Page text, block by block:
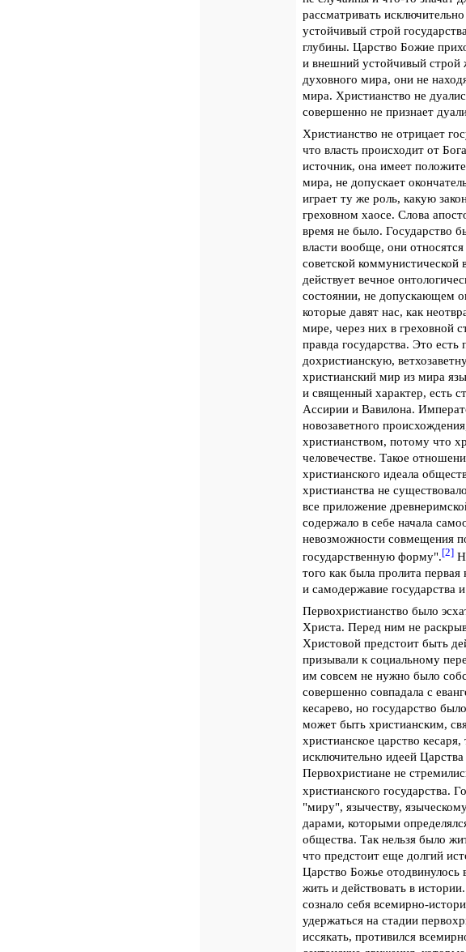
рассматривать
устойчивый строй
глубины. Царство Божие
и внешний устойчивый строй
духовного мира, они не
мира. Христианство не
совершенно не признает
Христианство не отрицает
что власть происходит от
источник, она имеет
мира, не допускает
играет ту же роль, какую
греховном хаосе. Слова
время не было. Государство
власти вообще, они
советской коммунистической
действует вечное
состоянии, не допускающем
которые давят нас, как
мире, через них в греховной
правда государства. Это есть
дохристианскую,
христианский мир из мира
и священный характер, есть
Ассирии и Вавилона.
новозаветного
христианством, потому что
человечестве. Такое
христианского идеала
христианства не
все приложение
содержало в себе начала
невозможности совмещения
государственную форму".[2]
того как была пролита первая
и самодержавие государства
Первохристианство было
Христа. Перед ним не
Христовой предстоит быть
призывали к социальному
им совсем не нужно было
совершенно совпадала с
кесарево, но государство
может быть христианским,
христианское царство
исключительно идеей
Первохристиане не
христианского государства.
"миру", язычеству,
дарами, которыми
общества. Так нельзя было
что предстоит еще долгий
Царство Божье отодвинулось
жить и действовать в
сознало себя всемирно-
удержаться на стадии
иссякать, противился